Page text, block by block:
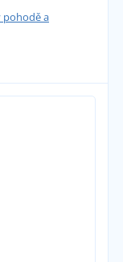
pohodě a